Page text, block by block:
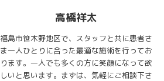
高橋祥太
福島市笹木野地区で、スタッフと共に患者さ
ま一人ひとりに合った最適な施術を行ってお
ります。一人でも多くの方に笑顔になって欲
しいと思います。まずは、気軽にご相談下さ